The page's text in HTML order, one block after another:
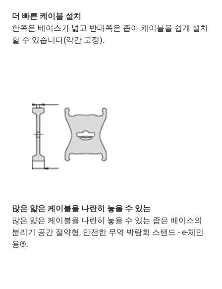
더 빠른 케이블 설치
한쪽은 베이스가 넓고 반대쪽은 좁아 케이블을 쉽게 설치
할 수 있습니다(약간 고정).
많은 얇은 케이블을 나란히 놓을 수 있는
많은 얇은 케이블을 나란히 놓을 수 있는 좁은 베이스의
분리기 공간 절약형, 안전한 무역 박람회 스탠드 - e-체인
용®.